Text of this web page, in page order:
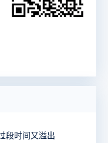
段时间又溢出